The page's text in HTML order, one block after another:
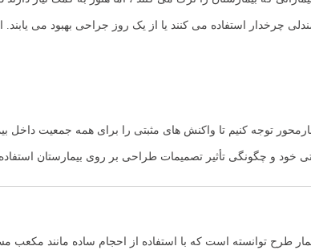
چرخدار استفاده می کنند یا از یک روز جراحی بهبود می
توجه کنیم تا واکنش های مثبتی را برای همه جمعیت
خود و چگونگی تأثیر تصمیمات طراحی بر روی بیمارستان